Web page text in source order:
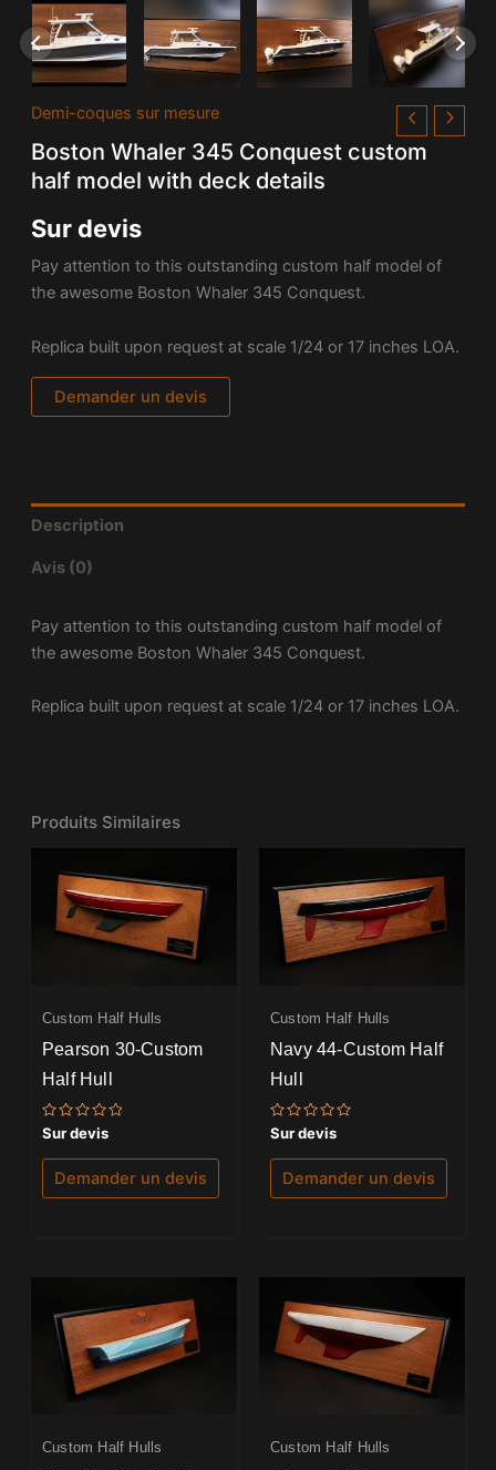
Demi-coques sur mesure
Boston Whaler 345 Conquest custom
half model with deck details
Sur devis
Pay attention to this outstanding custom half model of
the awesome Boston Whaler 345 Conquest.
Replica built upon request at scale 1/24 or 17 inches LOA.
Demander un devis
Description
Avis (0)
Pay attention to this outstanding custom half model of
the awesome Boston Whaler 345 Conquest.
Replica built upon request at scale 1/24 or 17 inches LOA.
Produits Similaires
Custom Half Hulls
Pearson 30-Custom
Half Hull
Note
0
sur
Sur devis
Demander un devis
Custom Half Hulls
Navy 44-Custom Half
Hull
Note
0
sur
Sur devis
Demander un devis
Custom Half Hulls Custom Half Hulls